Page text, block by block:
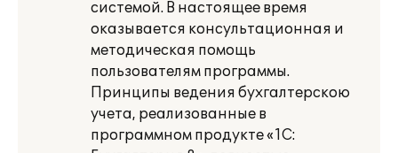
системой. В настоящее время
оказывается консультационная и
методическая помощь
пользователям программы.
Принципы ведения бухгалтерскою
учета, реализованные в
программном продукте «1С: